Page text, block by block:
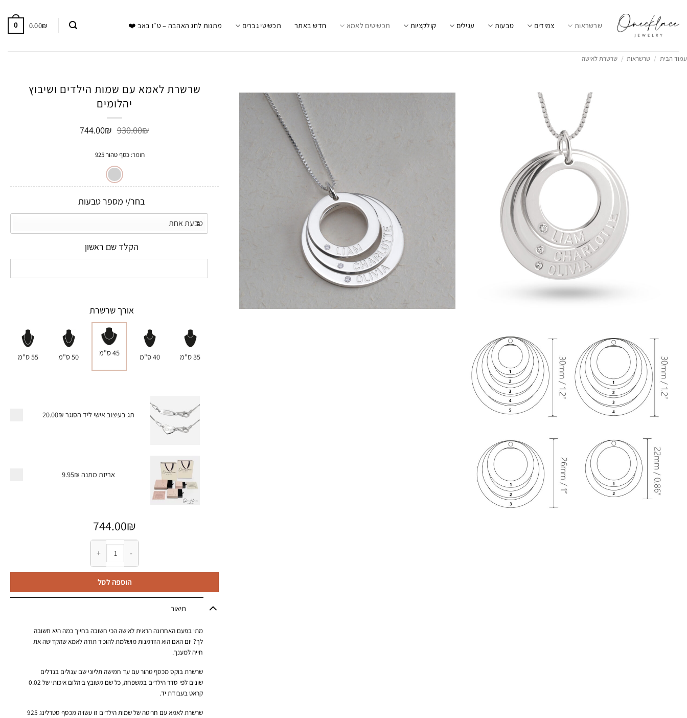
content
שרשראות צמידים טבעות עגילים קולקציות תכשיטים לאמא חדש באתר תכשיטי גברים מתנות לחג האהבה – ט״ו באב ❤️ 0.00₪
0
עמוד הבית / שרשראות / שרשרת לאישה
שרשרת לאמא עם שמות הילדים ושיבוץ
יהלומים
930.00₪ המחיר
930.00₪.
744.00₪ המחיר
חומר:כסף טהור 925
בחר/י מספר טבעות
הקלד שם ראשון
אורך שרשרת
35 ס"מ 40 ס"מ 45 ס"מ 50 ס"מ 55 ס"מ
תג בעיצוב אישי ליד הסוגר 20.00₪
אריזת מתנה 9.95₪
744.00₪
כמות של שרשרת לאמא עם שמות הילדים ושיבוץ
הוספה לסל
תיאור
מתי בפעם האחרונה הראית לאישה הכי חשובה בחייך כמה היא חשובה
לך? יום האם הוא הזדמנות מושלמת להוכיר תודה לאמא שהקדישה את
חייה למענך.
שרשרת בוקס מכסף טהור עם עד חמישה תליוני שם עגולים בגדלים
שונים לפי סדר הילדים במשפחה, כל שם משובץ ביהלום איכותי של 0.02
קראט בעבודת יד.
שרשרת לאמא עם חריטה של שמות הילדים זו עשויה מכסף סטרלינג 925